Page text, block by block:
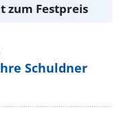
zum Festpreis
Schuldner